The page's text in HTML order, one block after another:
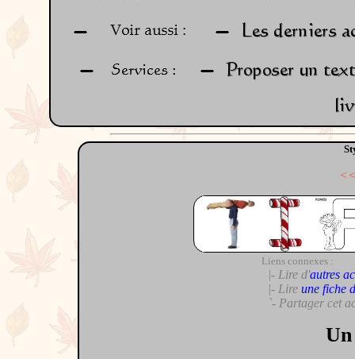
Liens connexes :
|- Lire d'autres
|- Lire une fiche
`- Partager cet